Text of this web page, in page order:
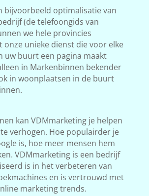
bijvoorbeeld optimalisatie van
(de telefoongids van
we hele provincies
unieke dienst die voor elke
uw buurt een pagina maakt
in Markenbinnen bekender
in woonplaatsen in de buurt
kan VDMmarketing je helpen
verhogen. Hoe populairder je
is, hoe meer mensen hem
VDMmarketing is een bedrijf
is in het verbeteren van
en is vertrouwd met
marketing trends.